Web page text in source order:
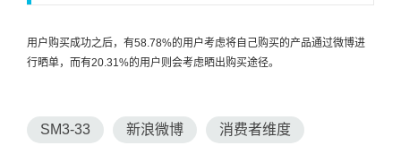
用户购买成功之后，有58.78%的用户考虑将自己购买的产品通过微博进
行晒单，而有20.31%的用户则会考虑晒出购买途径。
SM3-33 新浪微博 消费者维度